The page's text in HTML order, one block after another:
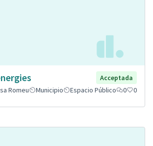
Acceptada
Romeu
Municipio Espacio Público 0 0